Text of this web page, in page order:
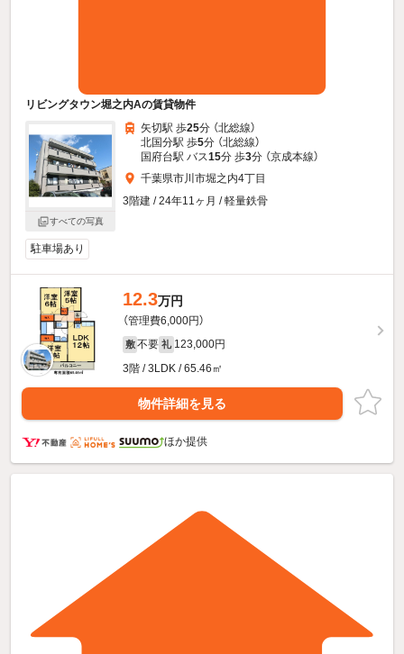
リビングタウン堀之内Aの賃貸物件
すべての写真
矢切駅 歩25分 （北総線）
北国分駅 歩5分 （北総線）
国府台駅 バス15分 歩3分 （京成本線）
千葉県市川市堀之内4丁目
3階建 / 24年11ヶ月 / 軽量鉄骨
駐車場あり
12.3万円
（管理費6,000円）
敷 不要 礼 123,000円
3階 / 3LDK / 65.46㎡
物件詳細を見る
ほか提供